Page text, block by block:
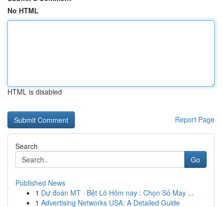
No HTML
HTML is disabled
Report Page
Search
Go
Published News
1 Dự đoán MT · Bệt Lô Hôm nay : Chọn Số May ...
1 Advertising Networks USA: A Detailed Guide